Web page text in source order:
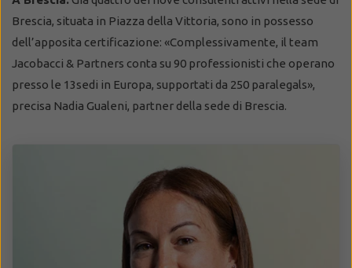
Brescia, situata in Piazza della Vittoria, sono in possesso
dell’apposita certificazione: «Complessivamente, il team
Jacobacci & Partners conta su 90 professionisti che operano
presso le 13sedi in Europa, supportati da 250 paralegals»,
precisa Nadia Gualeni, partner della sede di Brescia.